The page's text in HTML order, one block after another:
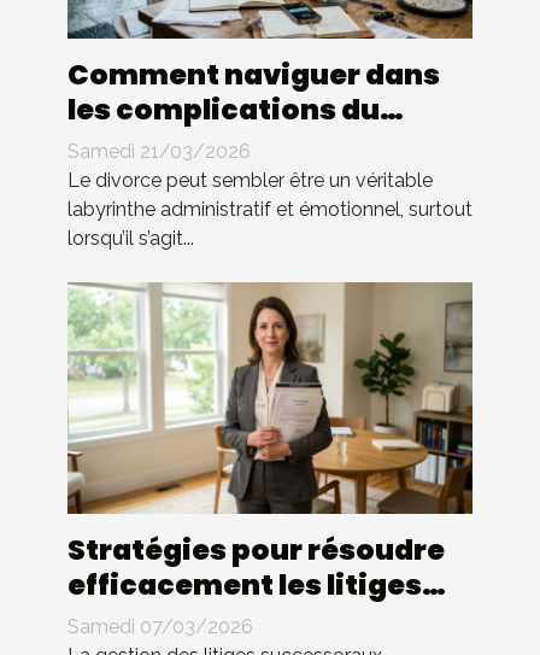
Comment naviguer dans
les complications du
divorce sans avocat ?
Samedi 21/03/2026
Le divorce peut sembler être un véritable
labyrinthe administratif et émotionnel, surtout
lorsqu’il s’agit...
Stratégies pour résoudre
efficacement les litiges
successoraux
Samedi 07/03/2026